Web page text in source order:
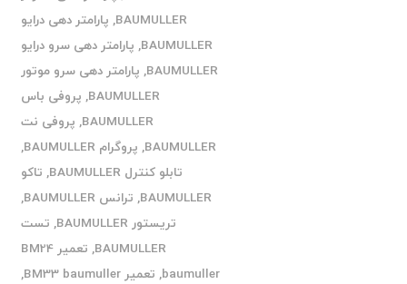
BAUMULLER
, پارامتر دهی درایو
BAUMULLER
, پارامتر دهی سرو درایو
BAUMULLER
, پارامتر دهی سرو موتور
BAUMULLER
, پروفی باس
BAUMULLER
, پروفی نت
BAUMULLER
, پروگرام BAUMULLER
,
تابلو کنترل BAUMULLER
, تاکو
BAUMULLER
, ترانس BAUMULLER
,
تریستور BAUMULLER
, تست
BAUMULLER
,
تعمیر BM24
baumuller
, تعمیر BM33 baumuller
,